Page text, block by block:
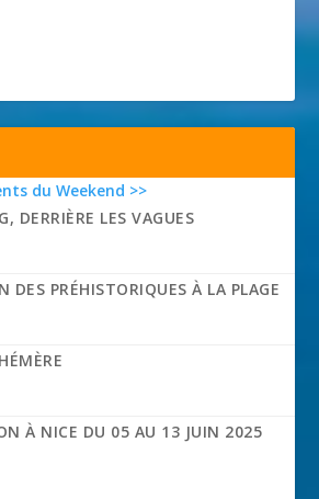
du Weekend >>
DERRIÈRE LES VAGUES
DES PRÉHISTORIQUES À LA PLAGE
À NICE DU 05 AU 13 JUIN 2025